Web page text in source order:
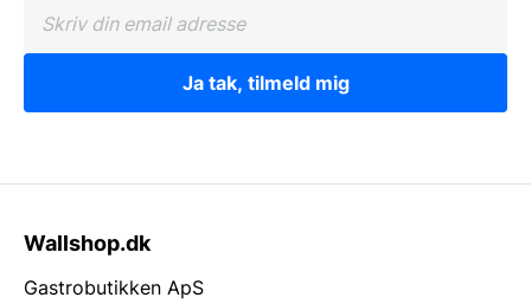
Ja tak, tilmeld mig
Wallshop.dk
Gastrobutikken ApS